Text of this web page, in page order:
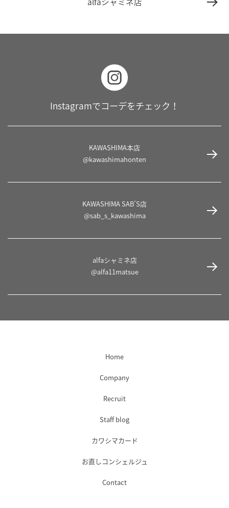
Instagramでコーデをチェック！
KAWASHIMA本店
@kawashimahonten
KAWASHIMA SAB’S店
@sab_s_kawashima
alfaシャミネ店
@alfa11matsue
Home
Company
Recruit
Staff blog
カワシマカード
お直しコンシェルジュ
Contact